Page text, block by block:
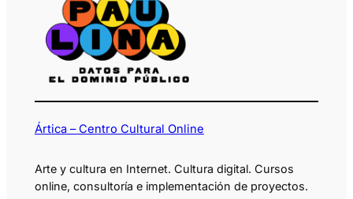
Ártica – Centro Cultural Online
Arte y cultura en Internet. Cultura digital. Cursos
online, consultoría e implementación de proyectos.